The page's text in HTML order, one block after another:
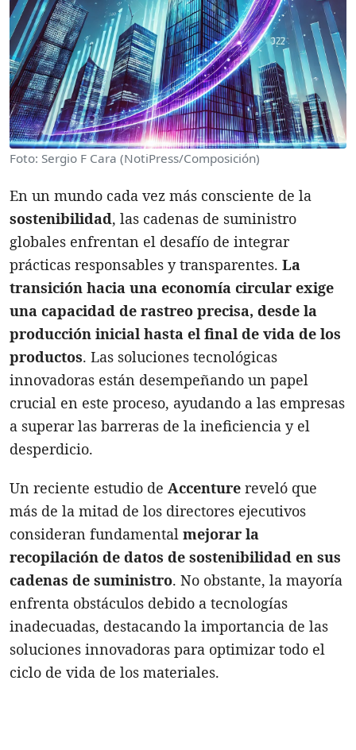
Foto: Sergio F Cara (NotiPress/Composición)
En un mundo cada vez más consciente de la
sostenibilidad, las cadenas de suministro
globales enfrentan el desafío de integrar
prácticas responsables y transparentes. La
transición hacia una economía circular exige
una capacidad de rastreo precisa, desde la
producción inicial hasta el final de vida de los
productos. Las soluciones tecnológicas
innovadoras están desempeñando un papel
crucial en este proceso, ayudando a las empresas
a superar las barreras de la ineficiencia y el
desperdicio.
Un reciente estudio de Accenture reveló que
más de la mitad de los directores ejecutivos
consideran fundamental mejorar la
recopilación de datos de sostenibilidad en sus
cadenas de suministro. No obstante, la mayoría
enfrenta obstáculos debido a tecnologías
inadecuadas, destacando la importancia de las
soluciones innovadoras para optimizar todo el
ciclo de vida de los materiales.